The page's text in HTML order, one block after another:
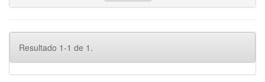
Resultado 1-1 de 1.